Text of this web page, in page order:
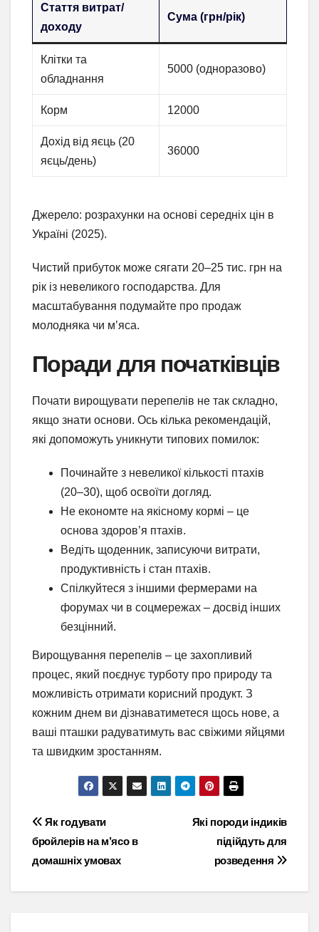
Стаття витрат/
доходу
Сума (грн/рік)
Клітки та
обладнання
5000 (одноразово)
Корм 12000
Дохід від яєць (20
яєць/день)
36000
Джерело: розрахунки на основі середніх цін в
Україні (2025).
Чистий прибуток може сягати 20–25 тис. грн на
рік із невеликого господарства. Для
масштабування подумайте про продаж
молодняка чи м’яса.
Поради для початківців
Почати вирощувати перепелів не так складно,
якщо знати основи. Ось кілька рекомендацій,
які допоможуть уникнути типових помилок:
Починайте з невеликої кількості птахів
(20–30), щоб освоїти догляд.
Не економте на якісному кормі – це
основа здоров’я птахів.
Ведіть щоденник, записуючи витрати,
продуктивність і стан птахів.
Спілкуйтеся з іншими фермерами на
форумах чи в соцмережах – досвід інших
безцінний.
Вирощування перепелів – це захопливий
процес, який поєднує турботу про природу та
можливість отримати корисний продукт. З
кожним днем ви дізнаватиметеся щось нове, а
ваші пташки радуватимуть вас свіжими яйцями
та швидким зростанням.
Навігація
записів
Які породи індиків
підійдуть для
розведення
Як годувати
бройлерів на м’ясо в
домашніх умовах